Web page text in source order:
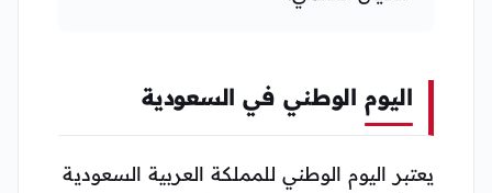
اليوم الوطني في السعودية
يعتبر اليوم الوطني للمملكة العربية السعودية